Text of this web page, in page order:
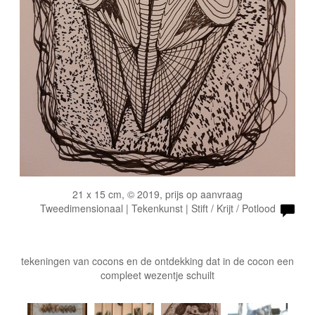
21 x 15 cm, © 2019, prijs op aanvraag
Tweedimensionaal | Tekenkunst | Stift / Krijt / Potlood
tekeningen van cocons en de ontdekking dat in de cocon een
compleet wezentje schuilt